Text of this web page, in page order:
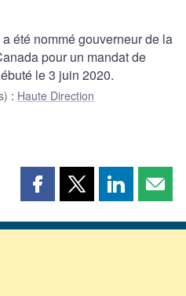
été nommé gouverneur de la
pour un mandat de
le 3 juin 2020.
: Haute Direction
Partager
page
Partager
page
Partager
page page